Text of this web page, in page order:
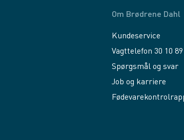
Om Brødrene Dahl
Kundeservice
Vagttelefon 30 10 89
Spørgsmål og svar
Job og karriere